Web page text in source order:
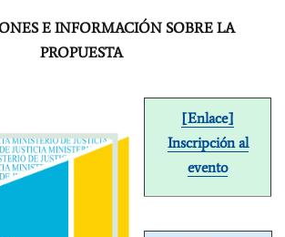
E INFORMACIÓN SOBRE LA
PROPUESTA
[Enlace]
Inscripción al
evento